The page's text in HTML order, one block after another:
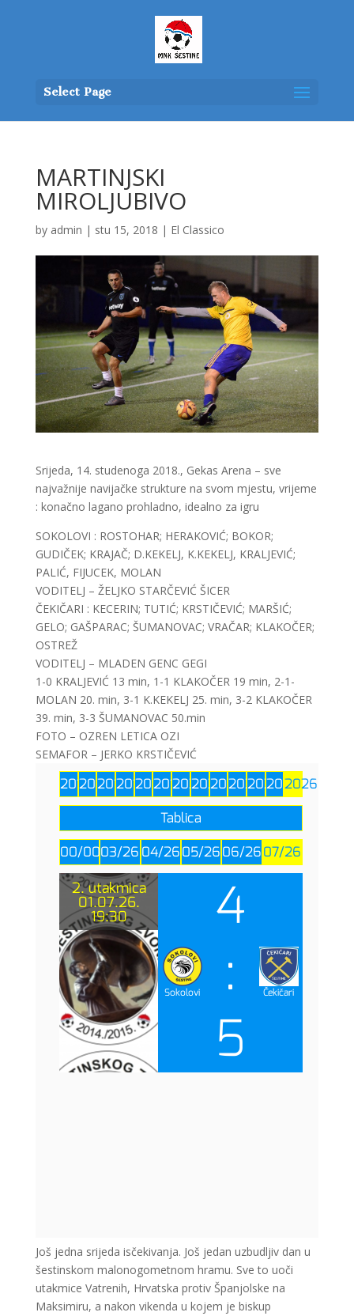
Select Page
MARTINJSKI
MIROLJUBIVO
by admin | stu 15, 2018 | El Classico
Srijeda, 14. studenoga 2018., Gekas Arena – sve
najvažnije navijačke strukture na svom mjestu, vrijeme
: konačno lagano prohladno, idealno za igru
SOKOLOVI : ROSTOHAR; HERAKOVIĆ; BOKOR;
GUDIČEK; KRAJAČ; D.KEKELJ, K.KEKELJ, KRALJEVIĆ;
PALIĆ, FIJUCEK, MOLAN
VODITELJ – ŽELJKO STARČEVIĆ ŠICER
ČEKIČARI : KECERIN; TUTIĆ; KRSTIČEVIĆ; MARŠIĆ;
GELO; GAŠPARAC; ŠUMANOVAC; VRAČAR; KLAKOČER;
OSTREŽ
VODITELJ – MLADEN GENC GEGI
1-0 KRALJEVIĆ 13 min, 1-1 KLAKOČER 19 min, 2-1-
MOLAN 20. min, 3-1 K.KEKELJ 25. min, 3-2 KLAKOČER
39. min, 3-3 ŠUMANOVAC 50.min
FOTO – OZREN LETICA OZI
SEMAFOR – JERKO KRSTIČEVIĆ
Još jedna srijeda isčekivanja. Još jedan uzbudljiv dan u
šestinskom malonogometnom hramu. Sve to uoči
utakmice Vatrenih, Hrvatska protiv Španjolske na
Maksimiru, a nakon vikenda u kojem je biskup